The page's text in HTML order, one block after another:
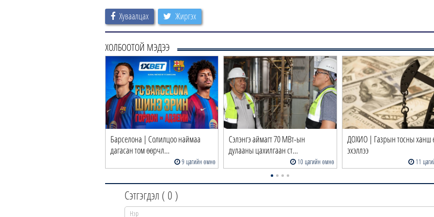
Хуваалцах Жиргэх
ХОЛБООТОЙ МЭДЭЭ
Барселона | Солилцоо наймаа
дагасан том өөрчл…
9 цагийн өмнө
Сэлэнгэ аймагт 70 МВт-ын
дулааны цахилгаан ст…
10 цагийн өмнө
ДОХИО | Газрын тосны ханш
эхэллээ
11
Сэтгэгдэл ( 0 )